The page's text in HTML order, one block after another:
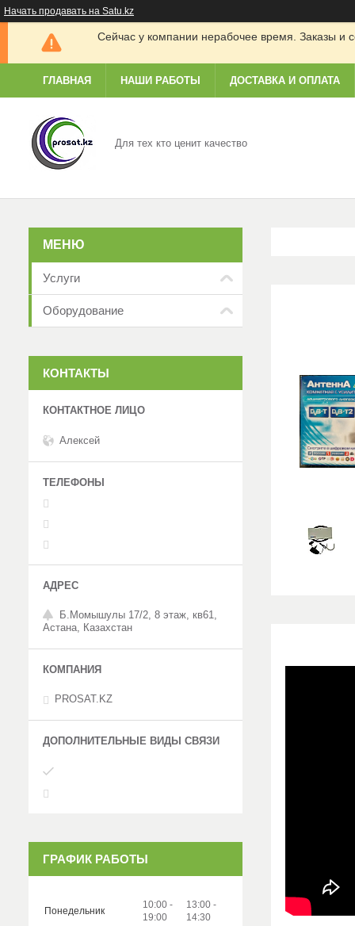
Начать продавать на Satu.kz
Сейчас у компании нерабочее время. Заказы и
ГЛАВНАЯ НАШИ РАБОТЫ ДОСТАВКА И ОПЛАТА
Для тех кто ценит качество
Услуги
Оборудование
КОНТАКТЫ
Алексей
Б.Момышулы 17/2, 8 этаж, кв61,
Астана, Казахстан
PROSAT.KZ
ГРАФИК РАБОТЫ
Понедельник
10:00
19:00
13:00
14:30